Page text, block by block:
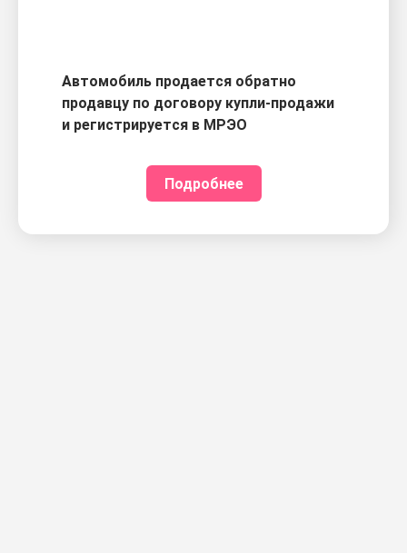
Автомобиль продается обратно
продавцу по договору купли-продажи
и регистрируется в МРЭО
Подробнее